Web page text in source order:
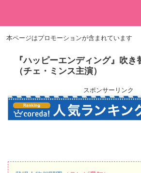
本ページはプロモーションが含まれています
『ハッピーエンディング』吹き
（チェ・ミンス主演）
スポンサーリンク